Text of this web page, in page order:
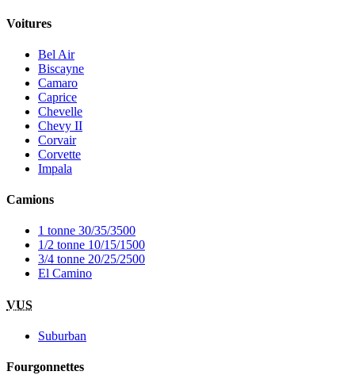
Voitures
Bel Air
Biscayne
Camaro
Caprice
Chevelle
Chevy II
Corvair
Corvette
Impala
Camions
1 tonne 30/35/3500
1/2 tonne 10/15/1500
3/4 tonne 20/25/2500
El Camino
VUS
Suburban
Fourgonnettes